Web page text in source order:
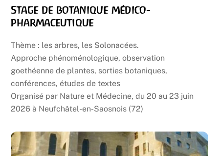
Stage de botanique médico-
pharmaceutique
Thème : les arbres, les Solonacées.
Approche phénoménologique, observation
goethéenne de plantes, sorties botaniques,
conférences, études de textes
Organisé par Nature et Médecine, du 20 au 23 juin
2026 à Neufchâtel-en-Saosnois (72)